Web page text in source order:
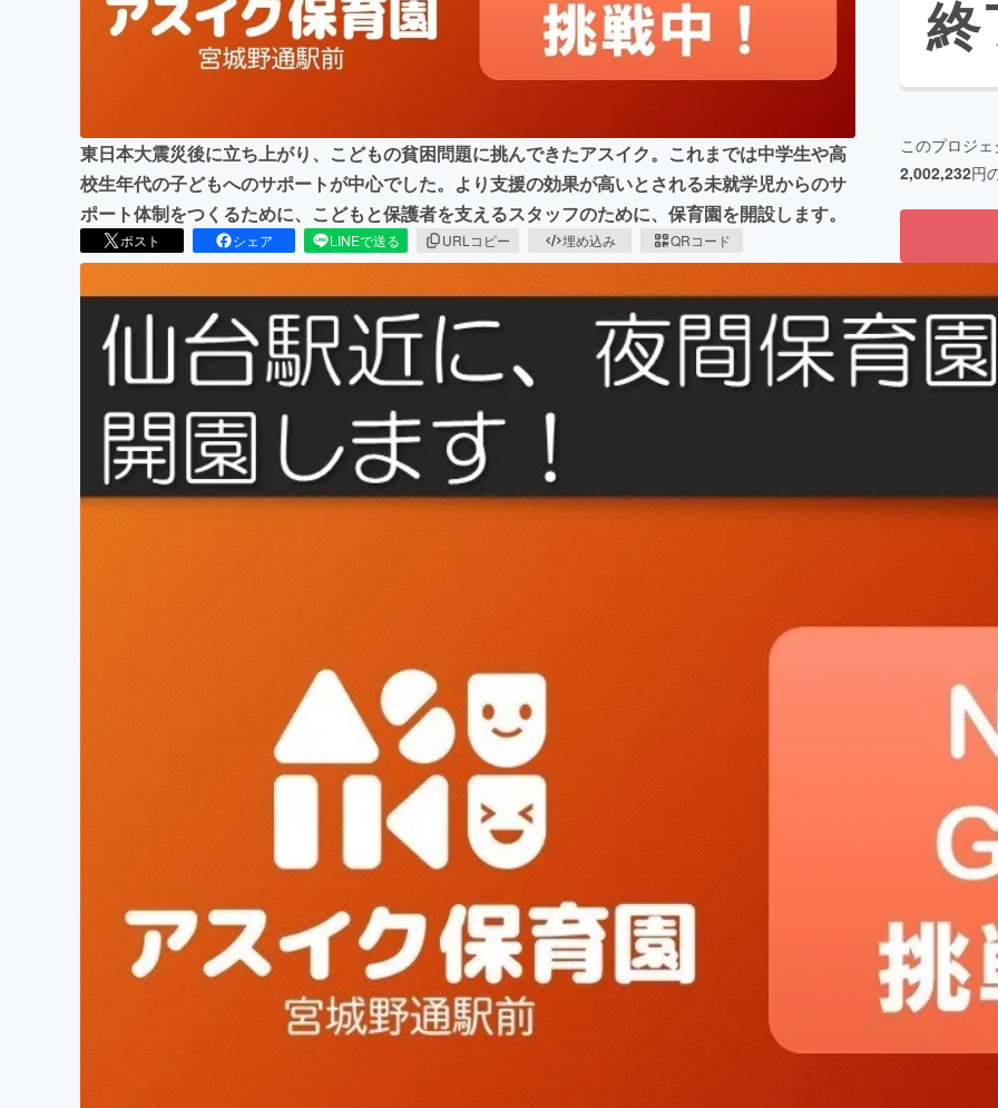
CAMPFIREふるさと納税
東日本大震災後に立ち上がり、こどもの貧困問題に挑んできたアスイク。これまでは中学生や高
校生年代の子どもへのサポートが中心でした。より支援の効果が高いとされる未就学児からのサ
ポート体制をつくるために、こどもと保護者を支えるスタッフのために、保育園を開設します。
ポスト シェア LINEで送る URLコピー 埋め込み QRコード
終
このプロジ
2,002,232円